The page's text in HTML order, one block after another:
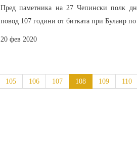
Пред паметника на 27 Чепински полк
повод 107 години от битката при Булаир
20 фев 2020
105 106 107 108 109 110